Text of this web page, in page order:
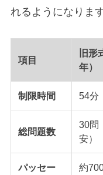
れるようになります
項目
旧形
年）
制限時間 54分
総問題数
30問
安）
パッセー
約